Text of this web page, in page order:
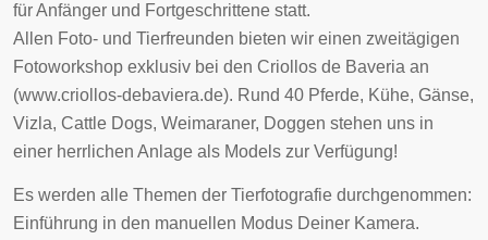
für Anfänger und Fortgeschrittene statt.
Allen Foto- und Tierfreunden bieten wir einen zweitägigen
Fotoworkshop exklusiv bei den Criollos de Baveria an
(www.criollos-debaviera.de). Rund 40 Pferde, Kühe, Gänse,
Vizla, Cattle Dogs, Weimaraner, Doggen stehen uns in
einer herrlichen Anlage als Models zur Verfügung!
Es werden alle Themen der Tierfotografie durchgenommen:
Einführung in den manuellen Modus Deiner Kamera.